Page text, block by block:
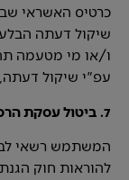
כרטיס האשראי
שיקול דעתה
ו/או מי מטעמה
עפ"י שיקול
7. ביטול עסקת הרכישה על-ידי המשתמש
המשתמש רשאי